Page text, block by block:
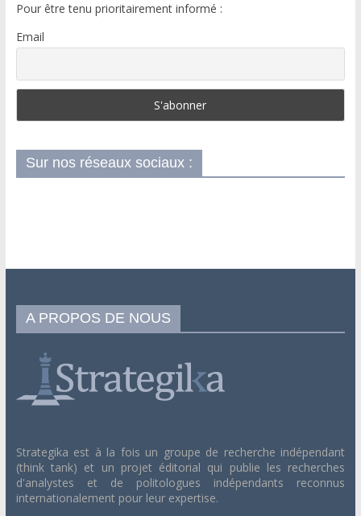
Pour être tenu prioritairement informé :
Email
Sur nos réseaux sociaux :
A PROPOS DE NOUS
Strategika est à la fois un groupe de recherche indépendant
(think tank) et un projet éditorial qui publie les recherches
d'analystes et de politologues indépendants reconnus
internationalement pour leur expertise.